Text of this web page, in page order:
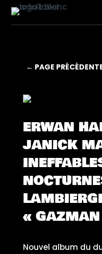
← PAGE
ERWAN
JANICK
«
Nouvel album du